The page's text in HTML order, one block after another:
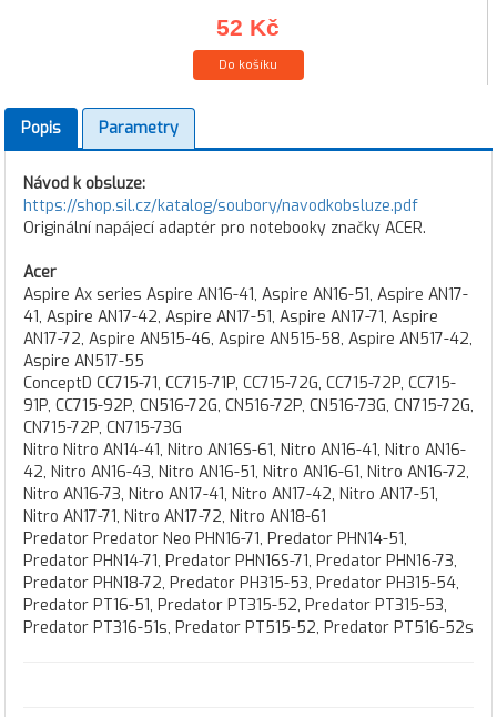
52 Kč
Do košíku
Popis Parametry
Návod k obsluze:
https://shop.sil.cz/katalog/soubory/navodkobsluze.pdf
Originální napájecí adaptér pro notebooky značky ACER.
Acer
Aspire Ax series Aspire AN16-41, Aspire AN16-51, Aspire AN17-
41, Aspire AN17-42, Aspire AN17-51, Aspire AN17-71, Aspire
AN17-72, Aspire AN515-46, Aspire AN515-58, Aspire AN517-42,
Aspire AN517-55
ConceptD CC715-71, CC715-71P, CC715-72G, CC715-72P, CC715-
91P, CC715-92P, CN516-72G, CN516-72P, CN516-73G, CN715-72G,
CN715-72P, CN715-73G
Nitro Nitro AN14-41, Nitro AN16S-61, Nitro AN16-41, Nitro AN16-
42, Nitro AN16-43, Nitro AN16-51, Nitro AN16-61, Nitro AN16-72,
Nitro AN16-73, Nitro AN17-41, Nitro AN17-42, Nitro AN17-51,
Nitro AN17-71, Nitro AN17-72, Nitro AN18-61
Predator Predator Neo PHN16-71, Predator PHN14-51,
Predator PHN14-71, Predator PHN16S-71, Predator PHN16-73,
Predator PHN18-72, Predator PH315-53, Predator PH315-54,
Predator PT16-51, Predator PT315-52, Predator PT315-53,
Predator PT316-51s, Predator PT515-52, Predator PT516-52s